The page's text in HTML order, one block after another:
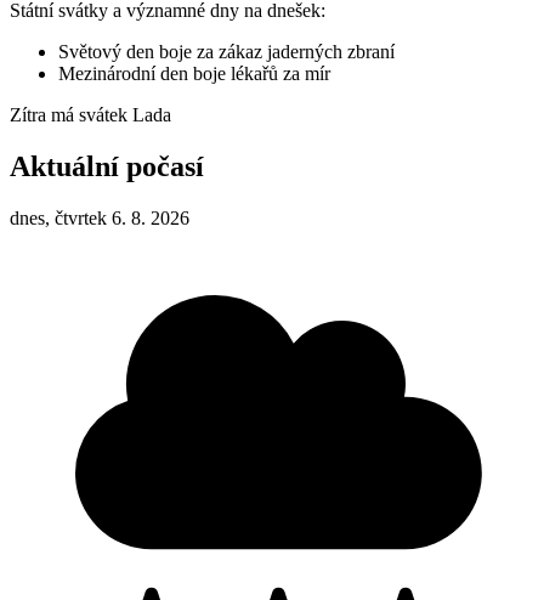
Státní svátky a významné dny na dnešek:
Světový den boje za zákaz jaderných zbraní
Mezinárodní den boje lékařů za mír
Zítra má svátek Lada
Aktuální počasí
dnes, čtvrtek 6. 8. 2026